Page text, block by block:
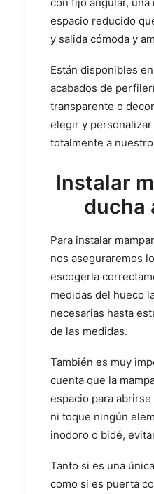
espacio reducido
y salida cómoda y
Están disponibles
acabados de
transparente o
elegir y personalizar
totalmente a
Instalar
ducha
Para instalar
nos aseguraremos
escogerla
medidas del hueco
necesarias hasta
de las medidas.
También es muy
cuenta que la
espacio para
ni toque ningún
inodoro o bidé,
Tanto si es una
como si es puerta